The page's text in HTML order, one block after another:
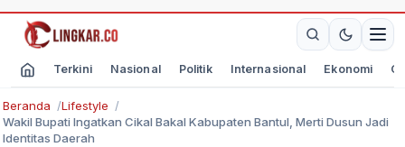
Terkini Nasional Politik Internasional Ekonomi
Beranda
Lifestyle
Wakil Bupati Ingatkan Cikal Bakal Kabupaten Bantul, Merti Dusun Jadi
Identitas Daerah